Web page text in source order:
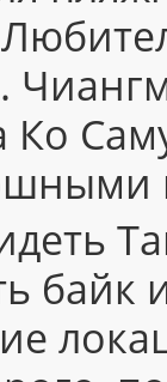
Ко
байк